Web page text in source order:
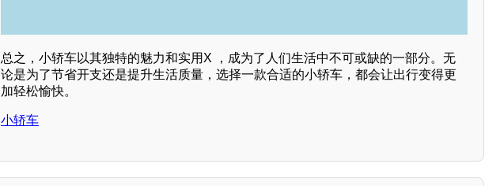
总之，小轿车以其独特的魅力和实用X ，成为了人们生活中不可或缺的一部分。无
论是为了节省开支还是提升生活质量，选择一款合适的小轿车，都会让出行变得更
加轻松愉快。
小轿车